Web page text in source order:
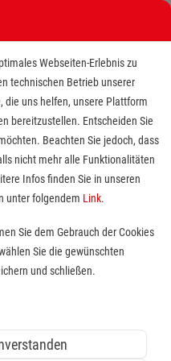
(m/w/d) auf
- auch im
nebenberuflich für
Webseiten-Erlebnis zu
technischen Betrieb unserer
die uns helfen, unsere Plattform
bereitzustellen. Entscheiden Sie
Beachten Sie jedoch, dass
nicht mehr alle Funktionalitäten
Infos finden Sie in unseren
unter folgendem Link.
Sie dem Gebrauch der Cookies
Sie die gewünschten
und schließen.